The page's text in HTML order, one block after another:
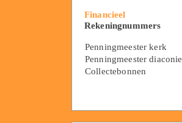
Financieel
Rekeningnummers
Penningmeester kerk
Penningmeester diaconie
Collectebonnen